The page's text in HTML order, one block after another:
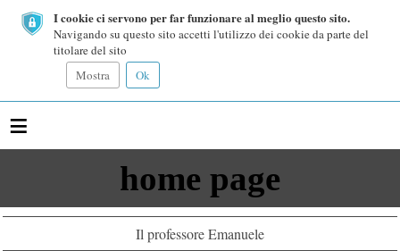
I cookie ci servono per far funzionare al meglio questo sito.
Navigando su questo sito accetti l'utilizzo dei cookie da parte del
titolare del sito
Mostra
Ok
≡
home page
Il professore Emanuele